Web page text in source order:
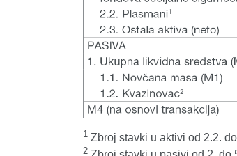
1 Zbroj stavki u aktivi od 2.2.
2